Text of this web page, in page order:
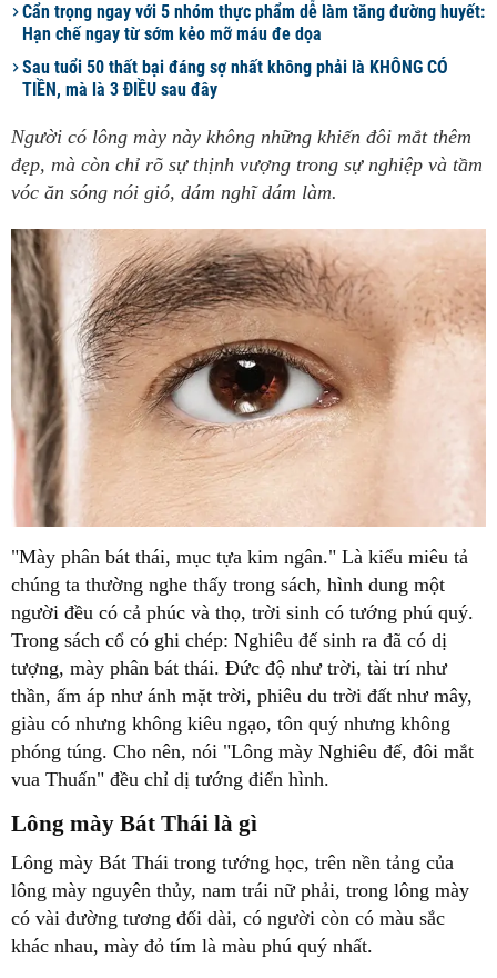
Cẩn trọng ngay với 5 nhóm thực phẩm dễ làm tăng đường huyết:
Hạn chế ngay từ sớm kẻo mỡ máu đe dọa
Sau tuổi 50 thất bại đáng sợ nhất không phải là KHÔNG CÓ
TIỀN, mà là 3 ĐIỀU sau đây
Người có lông mày này không những khiến đôi mắt thêm
đẹp, mà còn chỉ rõ sự thịnh vượng trong sự nghiệp và tầm
vóc ăn sóng nói gió, dám nghĩ dám làm.
"Mày phân bát thái, mục tựa kim ngân." Là kiểu miêu tả
chúng ta thường nghe thấy trong sách, hình dung một
người đều có cả phúc và thọ, trời sinh có tướng phú quý.
Trong sách cổ có ghi chép: Nghiêu đế sinh ra đã có dị
tượng, mày phân bát thái. Đức độ như trời, tài trí như
thần, ấm áp như ánh mặt trời, phiêu du trời đất như mây,
giàu có nhưng không kiêu ngạo, tôn quý nhưng không
phóng túng. Cho nên, nói "Lông mày Nghiêu đế, đôi mắt
vua Thuấn" đều chỉ dị tướng điển hình.
Lông mày Bát Thái là gì
Lông mày Bát Thái trong tướng học, trên nền tảng của
lông mày nguyên thủy, nam trái nữ phải, trong lông mày
có vài đường tương đối dài, có người còn có màu sắc
khác nhau, mày đỏ tím là màu phú quý nhất.